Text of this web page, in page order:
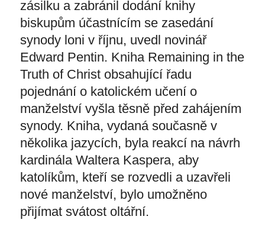
zásilku a zabránil dodání knihy
biskupům účastnícím se zasedání
synody loni v říjnu, uvedl novinář
Edward Pentin. Kniha Remaining in the
Truth of Christ obsahující řadu
pojednání o katolickém učení o
manželství vyšla těsně před zahájením
synody. Kniha, vydaná současně v
několika jazycích, byla reakcí na návrh
kardinála Waltera Kaspera, aby
katolíkům, kteří se rozvedli a uzavřeli
nové manželství, bylo umožněno
přijímat svátost oltářní.